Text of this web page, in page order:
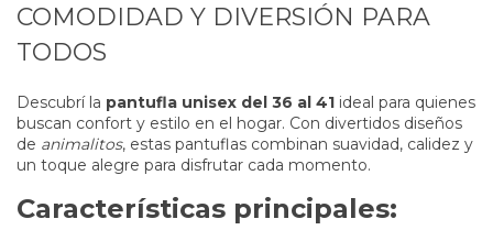
COMODIDAD Y DIVERSIÓN PARA
TODOS
Descubrí la pantufla unisex del 36 al 41 ideal para quienes
buscan confort y estilo en el hogar. Con divertidos diseños
de animalitos, estas pantuflas combinan suavidad, calidez y
un toque alegre para disfrutar cada momento.
Características principales: